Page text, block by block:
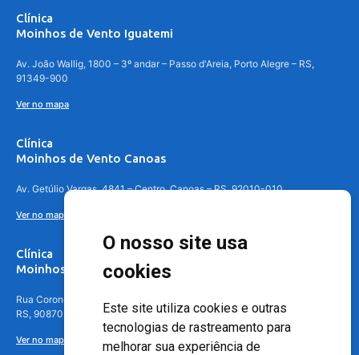
O nosso site usa
cookies
Este site utiliza cookies e outras
tecnologias de rastreamento para
melhorar sua experiência de
Clínica
Moinhos de Vento Iguatemi
Av. João Wallig, 1800 – 3º andar – Passo d'Areia, Porto Alegre – RS,
91349-900
Ver no mapa
Clínica
Moinhos de Vento Canoas
Av. Getúlio Vargas, 4841 – Centro, Canoas – RS, 92010-010
Ver no mapa
Clínica
Moinhos de Vento - Teresópolis
Rua Coronel Aparício Borges, 250 - 3º andar - Teresópolis, Porto Alegre -
RS, 90870-016
Ver no mapa